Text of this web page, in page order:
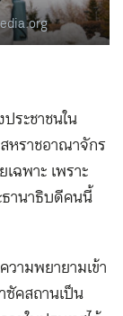
ระชาชนใน
หราชอาณาจักร
ฉพาะ เพราะ
านาธิบดีคนนี้
วามพยายามเข้า
ซัคสถานเป็น